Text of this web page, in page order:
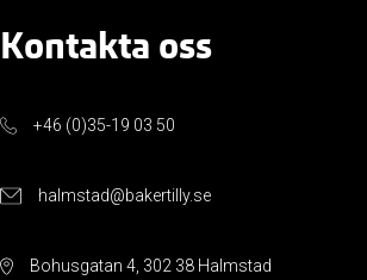
Kontakta oss
+46 (0)35-19 03 50
halmstad@bakertilly.se
Bohusgatan 4, 302 38 Halmstad